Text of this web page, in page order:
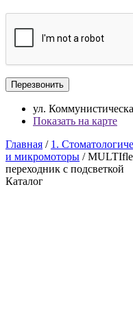
ул.
Показать на карте
Главная / 1.
и микромоторы /
переходник с подсветкой
Каталог